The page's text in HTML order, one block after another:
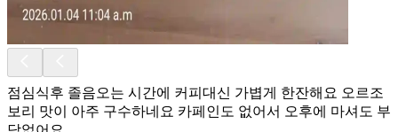
점심식후 졸음오는 시간에 커피대신 가볍게 한잔해요 오르조
보리 맛이 아주 구수하네요 카페인도 없어서 오후에 마셔도 부